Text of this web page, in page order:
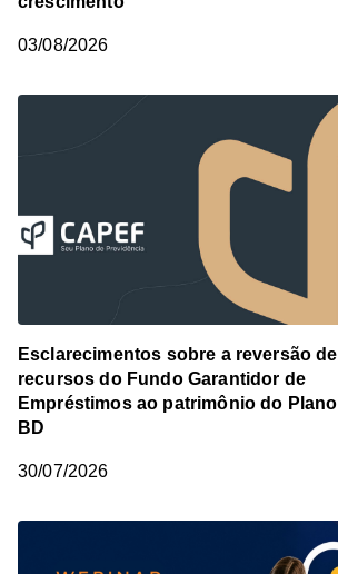
03/08/2026
Esclarecimentos sobre a reversão de
recursos do Fundo Garantidor de
Empréstimos ao patrimônio do Plano
BD
30/07/2026